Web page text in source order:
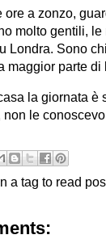
ore a zonzo,
molto gentili,
Londra. Sono
maggior parte
la giornata è
non le
a tag to read